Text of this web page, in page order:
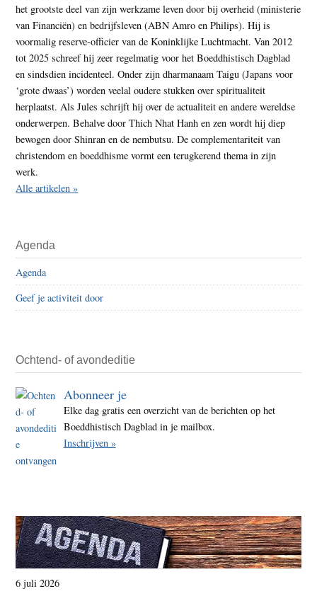
het grootste deel van zijn werkzame leven door bij overheid (ministerie
van Financiën) en bedrijfsleven (ABN Amro en Philips). Hij is
voormalig reserve-officier van de Koninklijke Luchtmacht. Van 2012
tot 2025 schreef hij zeer regelmatig voor het Boeddhistisch Dagblad
en sindsdien incidenteel. Onder zijn dharmanaam Taigu (Japans voor
‘grote dwaas’) worden veelal oudere stukken over spiritualiteit
herplaatst. Als Jules schrijft hij over de actualiteit en andere wereldse
onderwerpen. Behalve door Thich Nhat Hanh en zen wordt hij diep
bewogen door Shinran en de nembutsu. De complementariteit van
christendom en boeddhisme vormt een terugkerend thema in zijn
werk.
Alle artikelen »
Agenda
Agenda
Geef je activiteit door
Ochtend- of avondeditie
Abonneer je
Elke dag gratis een overzicht van de berichten op het
Boeddhistisch Dagblad in je mailbox.
Inschrijven »
6 juli 2026